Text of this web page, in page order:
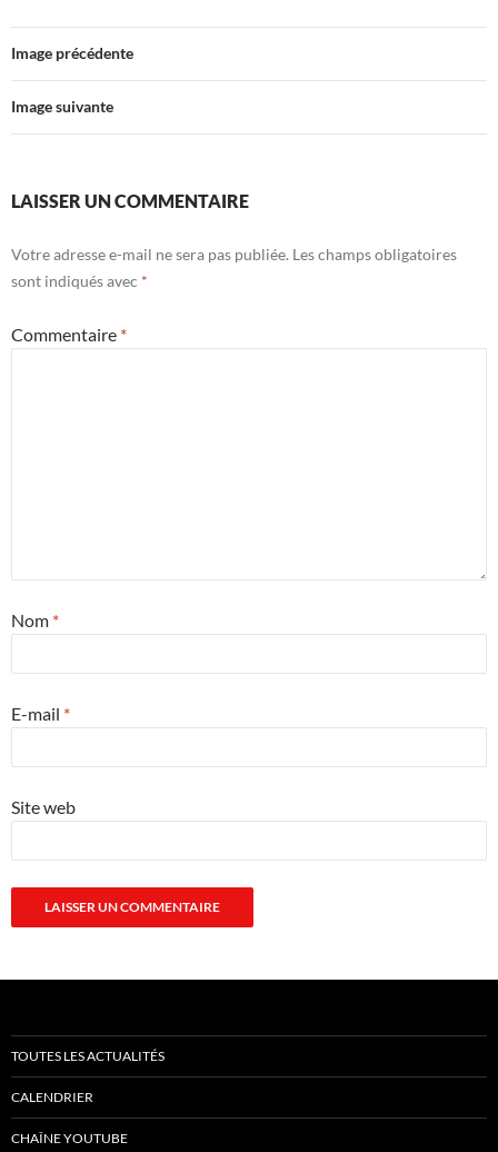
Image précédente
Image suivante
LAISSER UN COMMENTAIRE
Votre adresse e-mail ne sera pas publiée. Les champs obligatoires
sont indiqués avec *
Commentaire *
Nom *
E-mail *
Site web
TOUTES LES ACTUALITÉS
CALENDRIER
CHAÎNE YOUTUBE